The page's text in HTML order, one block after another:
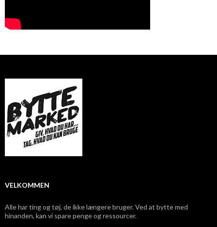
VELKOMMEN
Alle har ting og tøj, de ikke længere bruger. Ved at bytte med
hinanden, kan vi spare penge og ressourcer.